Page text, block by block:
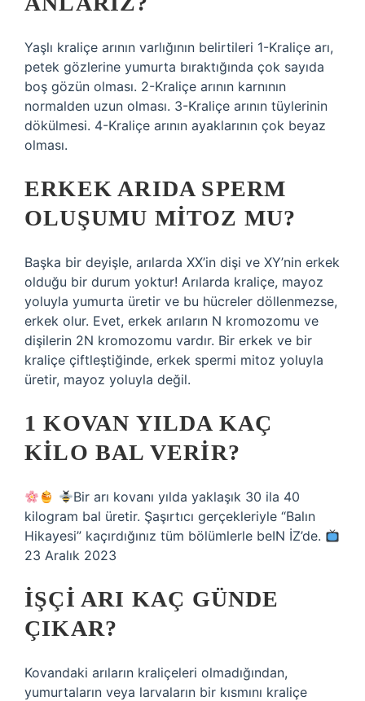
Yaşlı kraliçe arının varlığının belirtileri 1-Kraliçe arı,
petek gözlerine yumurta bıraktığında çok sayıda
boş gözün olması. 2-Kraliçe arının karnının
normalden uzun olması. 3-Kraliçe arının tüylerinin
dökülmesi. 4-Kraliçe arının ayaklarının çok beyaz
olması.
ERKEK ARIDA SPERM
OLUŞUMU MITOZ MU?
Başka bir deyişle, arılarda XX’in dişi ve XY’nin erkek
olduğu bir durum yoktur! Arılarda kraliçe, mayoz
yoluyla yumurta üretir ve bu hücreler döllenmezse,
erkek olur. Evet, erkek arıların N kromozomu ve
dişilerin 2N kromozomu vardır. Bir erkek ve bir
kraliçe çiftleştiğinde, erkek spermi mitoz yoluyla
üretir, mayoz yoluyla değil.
1 KOVAN YILDA KAÇ
KILO BAL VERIR?
Bir arı kovanı yılda yaklaşık 30 ila 40
kilogram bal üretir. Şaşırtıcı gerçekleriyle “Balın
Hikayesi” kaçırdığınız tüm bölümlerle beIN İZ’de.
23 Aralık 2023
İŞÇI ARI KAÇ GÜNDE
ÇIKAR?
Kovandaki arıların kraliçeleri olmadığından,
yumurtaların veya larvaların bir kısmını kraliçe